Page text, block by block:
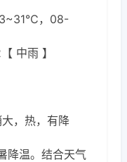
，08-
中雨 】
，热，有降
降温。结合天气